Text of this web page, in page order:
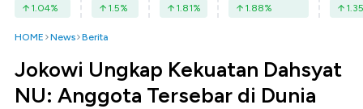
1.04% 1.5% 1.81% 1.88% 1.35
HOME News Berita
Jokowi Ungkap Kekuatan Dahsyat
NU: Anggota Tersebar di Dunia